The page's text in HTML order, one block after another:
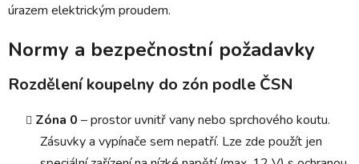
úrazem elektrickým proudem.
Normy a bezpečnostní požadavky
Rozdělení koupelny do zón podle ČSN
Zóna 0 – prostor uvnitř vany nebo sprchového koutu.
Zásuvky a vypínače sem nepatří. Lze zde použít jen